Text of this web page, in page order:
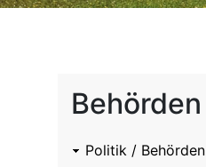
Behörden
Politik / Behörden